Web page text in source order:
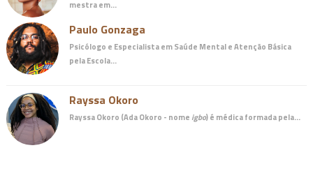
mestra em…
Paulo Gonzaga
Psicólogo e Especialista em Saúde Mental e Atenção Básica
pela Escola…
Rayssa Okoro
Rayssa Okoro (Ada Okoro - nome igbo) é médicaformada pela…